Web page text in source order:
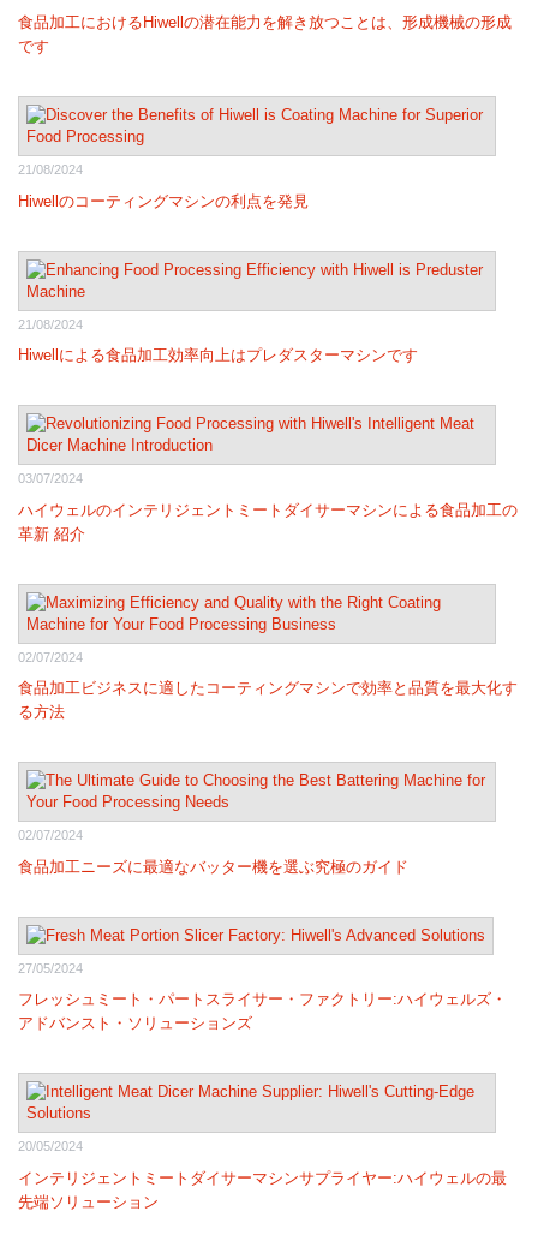
食品加工におけるHiwellの潜在能力を解き放つことは、形成機械の形成
です
21/08/2024
Hiwellのコーティングマシンの利点を発見
21/08/2024
Hiwellによる食品加工効率向上はプレダスターマシンです
03/07/2024
ハイウェルのインテリジェントミートダイサーマシンによる食品加工の
革新 紹介
02/07/2024
食品加工ビジネスに適したコーティングマシンで効率と品質を最大化す
る方法
02/07/2024
食品加工ニーズに最適なバッター機を選ぶ究極のガイド
27/05/2024
フレッシュミート・パートスライサー・ファクトリー:ハイウェルズ・
アドバンスト・ソリューションズ
20/05/2024
インテリジェントミートダイサーマシンサプライヤー:ハイウェルの最
先端ソリューション